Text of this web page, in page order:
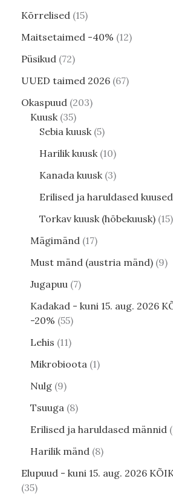
Kõrrelised 15
Maitsetaimed -40% 12
Püsikud 72
UUED taimed 2026 67
Okaspuud 203
Kuusk 35
Sebia kuusk 5
Harilik kuusk 10
Kanada kuusk 3
Erilised ja haruldased kuused
Torkav kuusk (hõbekuusk) 15
Mägimänd 17
Must mänd (austria mänd) 9
Jugapuu 7
Kadakad - kuni 15. aug. 2026
-20% 55
Lehis 11
Mikrobioota 1
Nulg 9
Tsuuga 8
Erilised ja haruldased männid
Harilik mänd 8
Elupuud - kuni 15. aug. 2026
35